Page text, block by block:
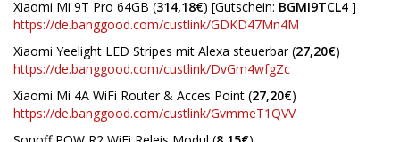
Xiaomi Mi 9T Pro 64GB (314,18€) [Gutschein: BGMI9TCL4 ]
https://de.banggood.com/custlink/GDKD47Mn4M
Xiaomi Yeelight LED Stripes mit Alexa steuerbar (27,20€)
https://de.banggood.com/custlink/DvGm4wfgZc
Xiaomi Mi 4A WiFi Router & Acces Point (27,20€)
https://de.banggood.com/custlink/GvmmeT1QVV